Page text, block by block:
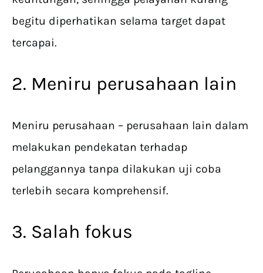
begitu diperhatikan selama target dapat
tercapai.
2. Meniru perusahaan lain
Meniru perusahaan – perusahaan lain dalam
melakukan pendekatan terhadap
pelanggannya tanpa dilakukan uji coba
terlebih secara komprehensif.
3. Salah fokus